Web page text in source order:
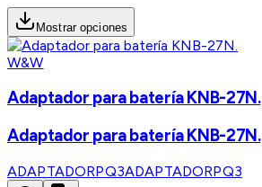
Mostrar opciones
W&W
Adaptador para batería KNB-27N.
Adaptador para batería KNB-27N.
ADAPTADORPQ3ADAPTADORPQ3